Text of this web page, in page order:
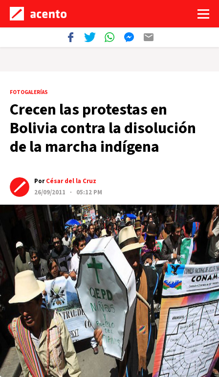
FOTOGALERÍAS
Crecen las protestas en
Bolivia contra la disolución
de la marcha indígena
PorCésar del la Cruz
26/09/2011 · 05:12 PM